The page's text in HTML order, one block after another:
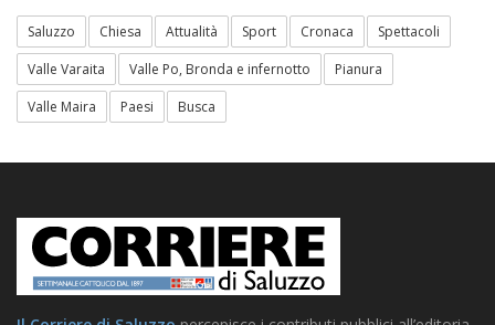
Saluzzo Chiesa Attualità Sport Cronaca
Spettacoli
Valle Varaita
Valle Po, Bronda e infernotto
Pianura
Valle Maira
Paesi Busca